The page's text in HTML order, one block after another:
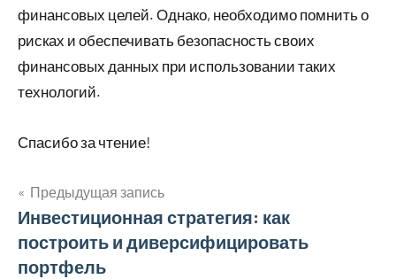
финансовых целей. Однако, необходимо помнить о
рисках и обеспечивать безопасность своих
финансовых данных при использовании таких
технологий.
Спасибо за чтение!
Навигация
по
Предыдущая запись
Инвестиционная стратегия: как
построить и диверсифицировать
портфель